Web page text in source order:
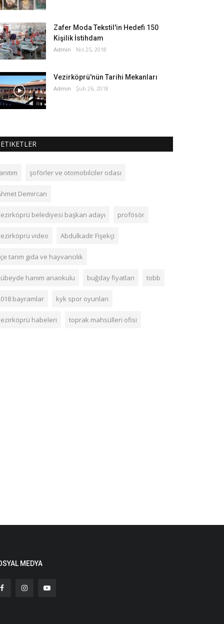
Zafer Moda Tekstil'in Hedefi 150
Kişilik İstihdam
Admin Nis 25, 2018
Vezirköprü'nün Tarihi Mekanları
Admin Şub 26, 2018
ETIKETLER
şoförler ve otomobilciler odası
Demircan
belediyesi başkan adayı profösör
video Abdulkadir Fişekçi
tarım gıda ve hayvancılık
hanım anaokulu buğday fiyatları tobb
bayramlar kyk spor oyunları
habeleri toprak mahsülleri ofisi
MEDYA